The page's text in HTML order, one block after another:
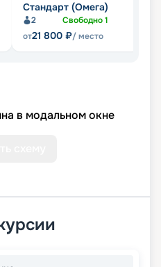
Стандарт (Омега)
2 Свободно1
от21 800 ₽/ место
в модальном окне